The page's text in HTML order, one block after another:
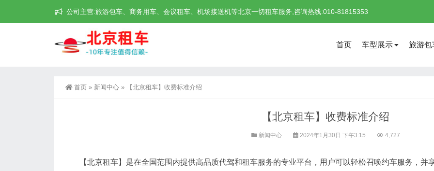
公司主营:旅游包车、商务用车、会议租车、机场接送机等北京一切租车服务,咨询热线:010-81815353
首页 车型展示 旅游包
首页 » 新闻中心 » 【北京租车】收费标准介绍
【北京租车】收费标准介绍
新闻中心 2024年1月30日 下午3:15 4,727
【北京租车】是在全国范围内提供高品质代驾和租车服务的专业平台，用户可以轻松召唤约车服务，并